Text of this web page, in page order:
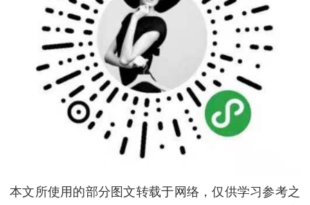
本文所使用的部分图文转载于网络，仅供学习参考之